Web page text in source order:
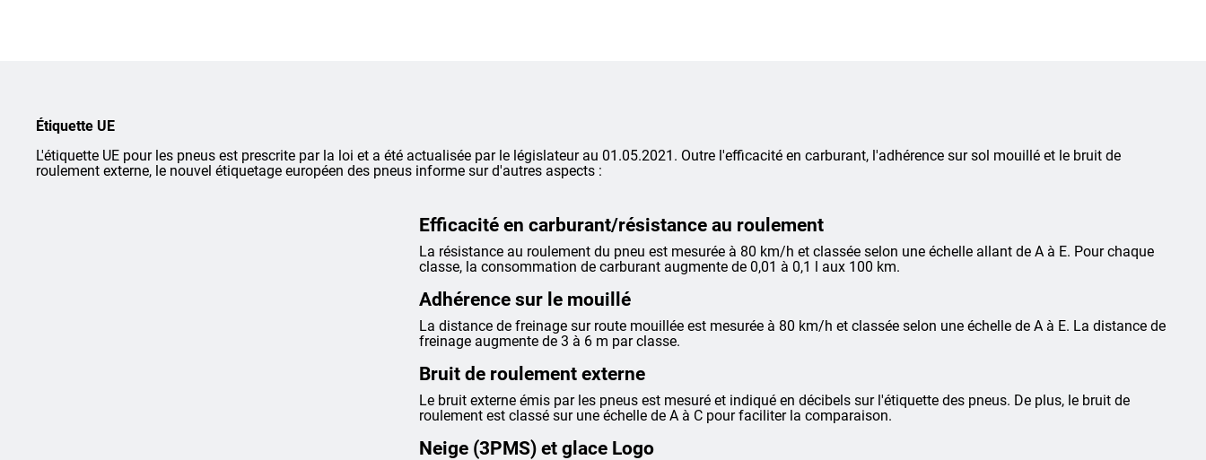
Étiquette UE
L'étiquette UE pour les pneus est prescrite par la loi et a été actualisée par le législateur au 01.05.2021. Outre l'efficacité en carburant, l'adhérence sur sol mouillé et le bruit de
roulement externe, le nouvel étiquetage européen des pneus informe sur d'autres aspects :
Efficacité en carburant/résistance au roulement
La résistance au roulement du pneu est mesurée à 80 km/h et classée selon une échelle allant de A à E. Pour chaque
classe, la consommation de carburant augmente de 0,01 à 0,1 l aux 100 km.
Adhérence sur le mouillé
La distance de freinage sur route mouillée est mesurée à 80 km/h et classée selon une échelle de A à E. La distance de
freinage augmente de 3 à 6 m par classe.
Bruit de roulement externe
Le bruit externe émis par les pneus est mesuré et indiqué en décibels sur l'étiquette des pneus. De plus, le bruit de
roulement est classé sur une échelle de A à C pour faciliter la comparaison.
Neige (3PMS) et glace Logo